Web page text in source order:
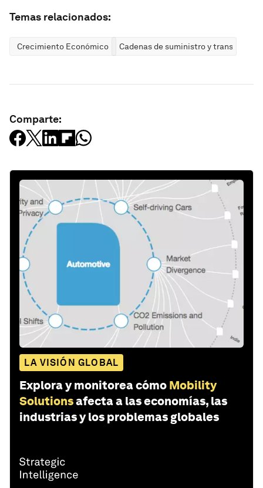
Temas relacionados:
Crecimiento Económico Cadenas de suministro y transporte
Comparte:
LA VISIÓN GLOBAL
Explora y monitorea cómo Mobility
Solutionsafecta a las economías, las
industrias y los problemas globales